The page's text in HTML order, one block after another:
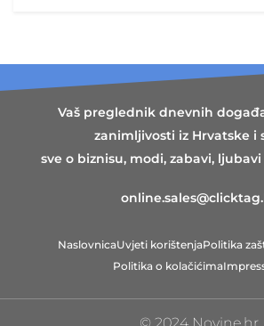
Vaš preglednik dnevnih
zanimljivosti iz Hrvatske i
sve o biznisu, modi, zabavi,
NaslovnicaUvjeti korištenjaPolitika
Politika o kolačićima